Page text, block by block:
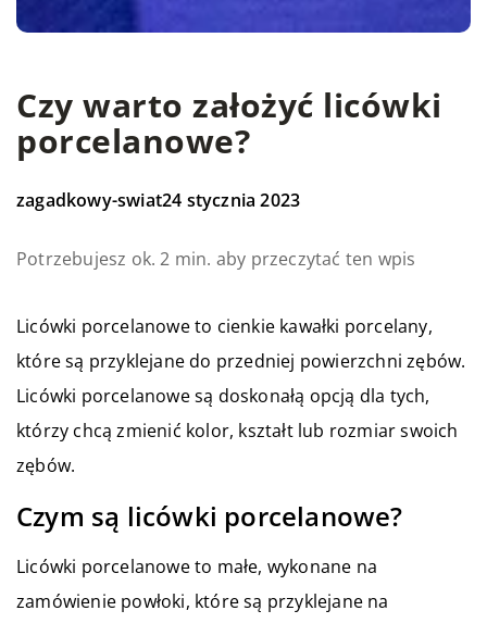
Czy warto założyć licówki
porcelanowe?
zagadkowy-swiat24 stycznia 2023
Potrzebujesz ok. 2 min. aby przeczytać ten wpis
Licówki porcelanowe to cienkie kawałki porcelany,
które są przyklejane do przedniej powierzchni zębów.
Licówki porcelanowe są doskonałą opcją dla tych,
którzy chcą zmienić kolor, kształt lub rozmiar swoich
zębów.
Czym są licówki porcelanowe?
Licówki porcelanowe to małe, wykonane na
zamówienie powłoki, które są przyklejane na